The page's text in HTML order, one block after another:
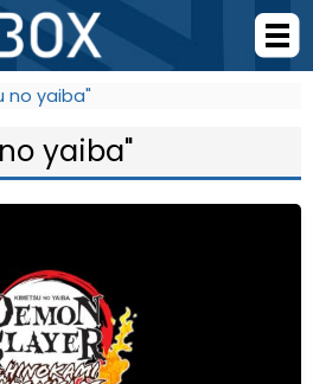
no yaiba"
yaiba"